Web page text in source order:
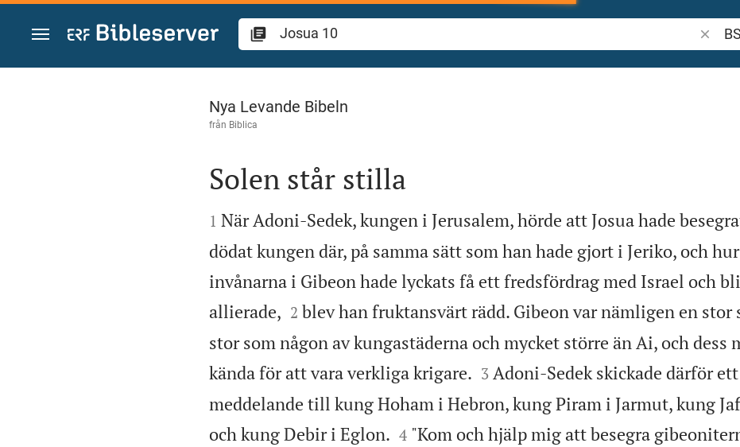
Hoppa till innehåll
Sök
Josua 10
Nya Levande Bibeln
från Biblica

Solen står stilla

1 När Adoni-Sedek, kungen i Jerusalem, hörde att Josua hade
dödat kungen där, på samma sätt som han hade gjort i Jeriko, och hur
invånarna i Gibeon hade lyckats få ett fredsfördrag med Israel och
allierade,
2 blev han fruktansvärt rädd. Gibeon var nämligen en stor
stor som någon av kungastäderna och mycket större än Ai, och dess
kända för att vara verkliga krigare.
3 Adoni-Sedek skickade därför ett
meddelande till kung Hoham i Hebron, kung Piram i Jarmut, kung
och kung Debir i Eglon.
4 "Kom och hjälp mig att besegra